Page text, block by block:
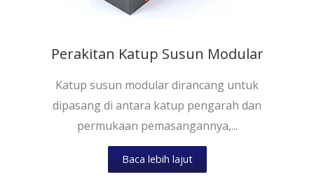
Perakitan Katup Susun Modular
Katup susun modular dirancang untuk
dipasang di antara katup pengarah dan
permukaan pemasangannya,...
Baca lebih lajut